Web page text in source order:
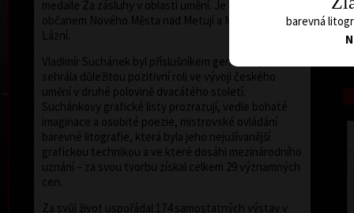
medaile Za zásluhy v oblasti umění. Je čestným
občanem Nového Města nad Metují a Mariánských
Lázní.
Vladimír Suchánek byl příslušníkem generace, která
sehrála důležitou pozitivní roli ve vývoji českého
umění v druhé polovině dvacátého století.
Suchánkovy grafické listy prozrazují, vedle bohaté
imaginace a osobité poezie, mistrovské ovládání
barevné litografie, která byla jeho nejužívanější
grafickou technikou a ve které dosáhl mezinárodního
uznání – za svou tvorbu získal celkem 29 významných
cen.
Za svůj život uspořádal 174 samostatných výstav v
barevná